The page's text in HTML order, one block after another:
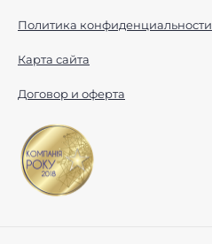
Политика конфиденциальности
Карта сайта
Договор и оферта